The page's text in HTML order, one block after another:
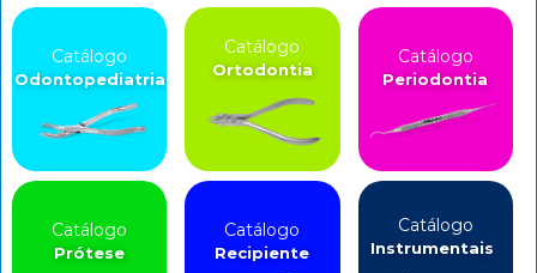
Catálogo
Odontopediatria
Catálogo
Ortodontia
Catálogo
Periodontia
Catálogo
Prótese
Catálogo
Recipiente
Catálogo
Instrumentais